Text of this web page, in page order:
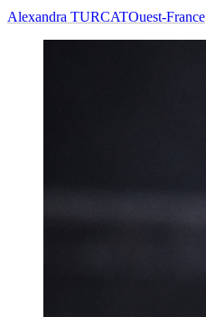
Alexandra TURCATOuest-France